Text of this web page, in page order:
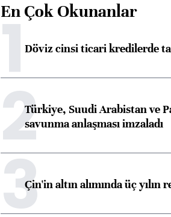
En Çok Okunanlar
1Döviz cinsi ticari kredilerde
2Türkiye, Suudi Arabistan ve
savunma anlaşması imzaladı
3Çin'in altın alımında üç yılın